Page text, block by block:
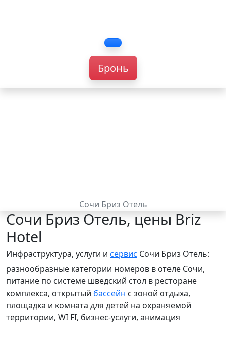
Бронь
Сочи Бриз Отель
Сочи Бриз Отель, цены Briz
Hotel
Инфраструктура, услуги и сервис Сочи Бриз Отель:
разнообразные категории номеров в отеле Сочи,
питание по системе шведский стол в ресторане
комплекса, открытый бассейн с зоной отдыха,
площадка и комната для детей на охраняемой
территории, WI FI, бизнес-услуги, анимация